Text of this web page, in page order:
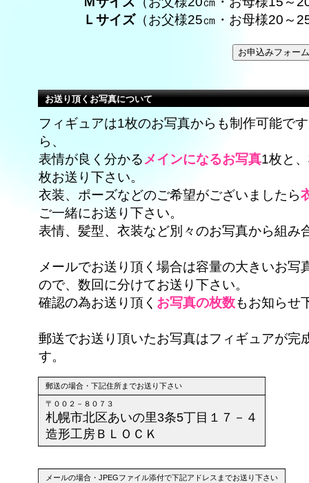
Ｌサイズ（お父様25㎝・お母様20
お送り頂くお写真について
フィギュアは1枚のお写真からも制作可能で
ら、
表情が良く分かる メインになるお写真1枚と
枚お送り下さい。
衣装、ポーズなどのご希望がございましたら
ご一緒にお送り下さい。
表情、髪型、衣装など別々のお写真から組み
メールでお送り頂く場合は容量の大きいお
ので、数回に分けてお送り下さい。
確認の為お送り頂く お写真の枚数もお知らせ
郵送でお送り頂いたお写真はフィギュアが完
す。
郵送の場合・下記住所までお送り下さい
〒００２－８０７３
札幌市北区あいの里3条5丁目１７－４
造形工房ＢＬＯＣＫ
メールの場合・JPEGファイル添付で下記アドレスまでお送り下さい